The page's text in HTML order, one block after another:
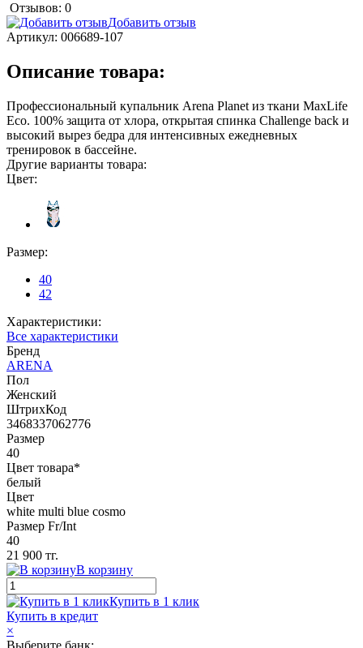
Отзывов: 0
Добавить отзыв
Артикул: 006689-107
Описание товара:
Профессиональный купальник Arena Planet из ткани MaxLife
Eco. 100% защита от хлора, открытая спинка Challenge back и
высокий вырез бедра для интенсивных ежедневных
тренировок в бассейне.
Другие варианты товара:
Цвет:
Размер:
40
42
Характеристики:
Все характеристики
Бренд
ARENA
Пол
Женский
ШтрихКод
3468337062776
Размер
40
Цвет товара*
белый
Цвет
white multi blue cosmo
Размер Fr/Int
40
21 900 тг.
В корзину
Купить в 1 клик
Купить в кредит
×
Выберите банк: